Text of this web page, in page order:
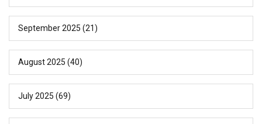
September 2025 (21)
August 2025 (40)
July 2025 (69)